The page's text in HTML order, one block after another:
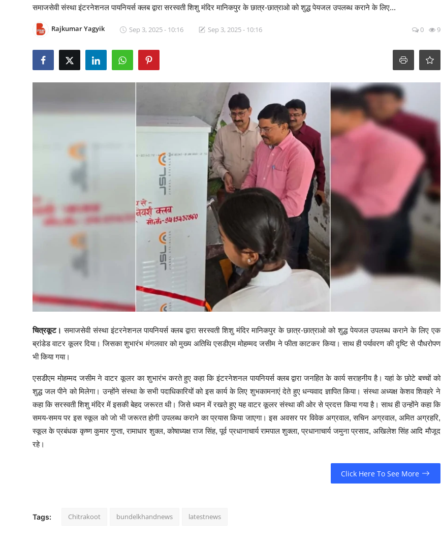
समाजसेवी संस्था इंटरनेशनल पायनियर्स क्लब द्वारा सरस्वती शिशु मंदिर मानिकपुर के छात्र-छात्राओ को शुद्ध पेयजल उपलब्ध कराने के लिए...
Rajkumar Yagyik Sep 3, 2025 - 10:16 Sep 3, 2025 - 10:16 0 9
चित्रकूट।समाजसेवी संस्था इंटरनेशनल पायनियर्स क्लब द्वारा सरस्वती शिशु मंदिर मानिकपुर के छात्र-छात्राओ को शुद्ध पेयजल उपलब्ध कराने के लिए एक
ब्रांडेड वाटर कूलर दिया। जिसका शुभारंभ मंगलवार को मुख्य अतिथि एसडीएम मोहम्मद जसीम ने फीता काटकर किया। साथ ही पर्यावरण की दृष्टि से पौधरोपण
भी किया गया।
एसडीएम मोहम्मद जसीम ने वाटर कूलर का शुभारंभ करते हुए कहा कि इंटरनेशनल पायनियर्स क्लब द्वारा जनहित के कार्य सराहनीय है। यहां के छोटे बच्चों को
शुद्ध जल पीने को मिलेगा। उन्होंने संस्था के सभी पदाधिकारियों को इस कार्य के लिए शुभकामनाएं देते हुए धन्यवाद ज्ञापित किया। संस्था अध्यक्ष केशव शिवहरे ने
कहा कि सरस्वती शिशु मंदिर में इसकी बेहद जरूरत थी। जिसे ध्यान में रखते हुए यह वाटर कूलर संस्था की ओर से प्रदत्त किया गया है। साथ ही उन्होंने कहा कि
समय-समय पर इस स्कूल को जो भी जरूरत होगी उपलब्ध कराने का प्रयास किया जाएगा। इस अवसर पर विवेक अग्रवाल, सचिन अग्रवाल, अमित अग्रहरि,
स्कूल के प्रबंधक कृष्ण कुमार गुप्ता, रामाधार शुक्ल, कोषाध्यक्ष राज सिंह, पूर्व प्रधानाचार्य रामपाल शुक्ला, प्रधानाचार्य जमुना प्रसाद, अखिलेश सिंह आदि मौजूद
रहे।
Click Here To See More
Tags: Chitrakoot bundelkhandnews latestnews